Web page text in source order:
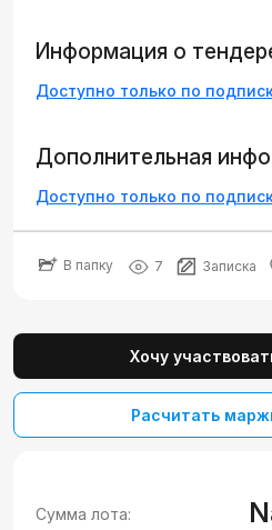
Информация о
Доступно только по
Дополнительная
Доступно только по
В папку 7 Записка
Хочу
Расчитать
Сумма лота: